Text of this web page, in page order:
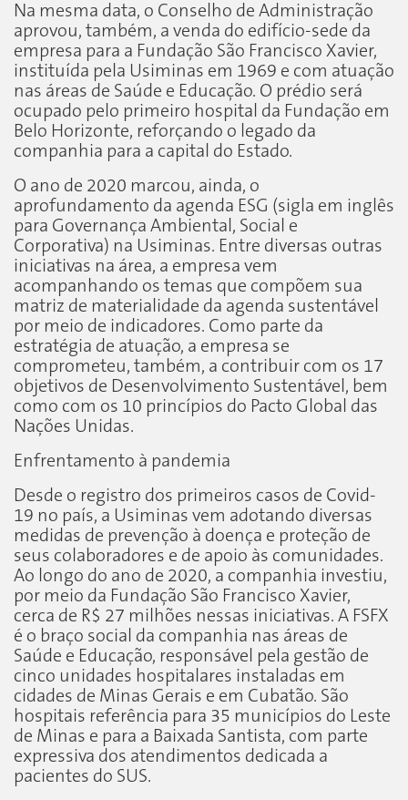
Na mesma data, o Conselho de Administração
aprovou, também, a venda do edifício-sede da
empresa para a Fundação São Francisco Xavier,
instituída pela Usiminas em 1969 e com atuação
nas áreas de Saúde e Educação. O prédio será
ocupado pelo primeiro hospital da Fundação em
Belo Horizonte, reforçando o legado da
companhia para a capital do Estado.
O ano de 2020 marcou, ainda, o
aprofundamento da agenda ESG (sigla em inglês
para Governança Ambiental, Social e
Corporativa) na Usiminas. Entre diversas outras
iniciativas na área, a empresa vem
acompanhando os temas que compõem sua
matriz de materialidade da agenda sustentável
por meio de indicadores. Como parte da
estratégia de atuação, a empresa se
comprometeu, também, a contribuir com os 17
objetivos de Desenvolvimento Sustentável, bem
como com os 10 princípios do Pacto Global das
Nações Unidas.
Enfrentamento à pandemia
Desde o registro dos primeiros casos de Covid-
19 no país, a Usiminas vem adotando diversas
medidas de prevenção à doença e proteção de
seus colaboradores e de apoio às comunidades.
Ao longo do ano de 2020, a companhia investiu,
por meio da Fundação São Francisco Xavier,
cerca de R$ 27 milhões nessas iniciativas. A FSFX
é o braço social da companhia nas áreas de
Saúde e Educação, responsável pela gestão de
cinco unidades hospitalares instaladas em
cidades de Minas Gerais e em Cubatão. São
hospitais referência para 35 municípios do Leste
de Minas e para a Baixada Santista, com parte
expressiva dos atendimentos dedicada a
pacientes do SUS.